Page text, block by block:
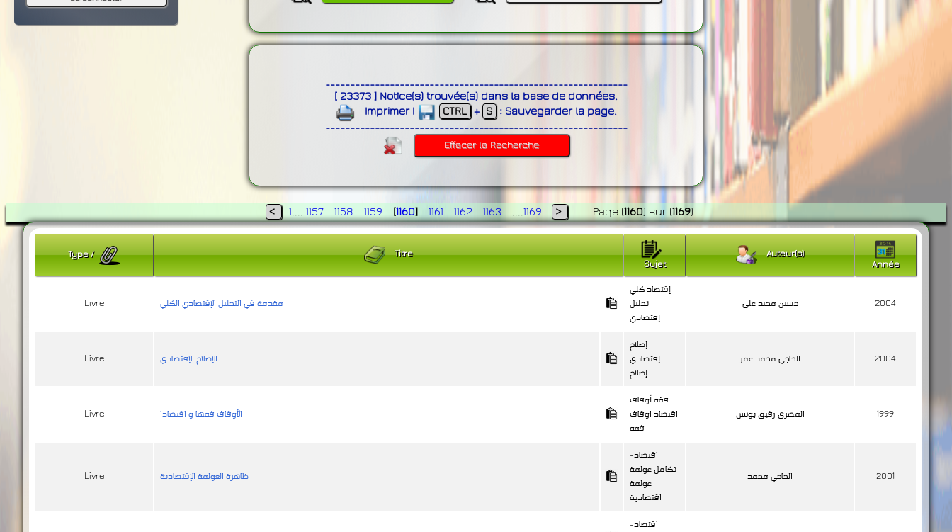
-------------------------------------------------------------
[ 23373 ] Notice(s) trouvée(s) dans la base de données.
Imprimer| CTRL + S : Sauvegarder la page.
-------------------------------------------------------------
< 1 1157 - 1158 - 1159 - [1160] - 1161 - 1162 - 1163 - .... 1169 > --- Page (1160) sur (1169)
Type/
Titre
Sujet
Auteur(s)
Année
Livre مقدمة في التحليل الإقتصادي الكلي
إقتصاد كلي
تحليل
إقتصادي
حسين مجيد على 2004
Livre الإصلاح الإقتصادي
إصلاح
إقتصادي
إصلاح
الحاجي محمد عمر 2004
Livre الأوقاف فقها و اقتصادا
فقه أوقاف
اقتصاد اوقاف
فقه
المصري رفيق يونس 1999
Livre ظاهرة العولمة الإقتصادية
اقتصاد-
تكامل عولمة
عولمة
اقتصادية
الحاجي محمد 2001
اقتصاد-